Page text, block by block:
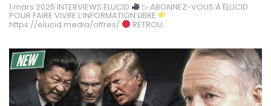
1 mars 2025 INTERVIEWS ELUCID
▷ ABONNEZ-VOUS À ÉLUCID
POUR FAIRE VIVRE L’INFORMATION LIBRE
https://elucid.media/offres/ RETROU...